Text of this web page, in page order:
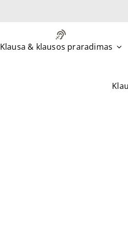
Klausa & klausos praradimas